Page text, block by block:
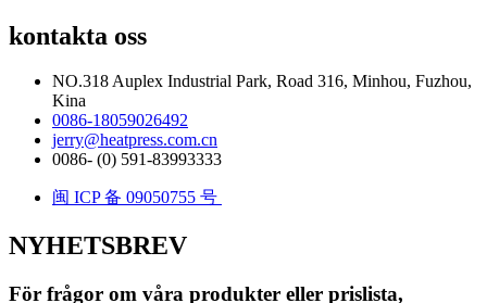
kontakta oss
NO.318 Auplex Industrial Park, Road 316, Minhou, Fuzhou,
Kina
0086-18059026492
jerry@heatpress.com.cn
0086- (0) 591-83993333
闽 ICP 备 09050755 号
NYHETSBREV
För frågor om våra produkter eller prislista,